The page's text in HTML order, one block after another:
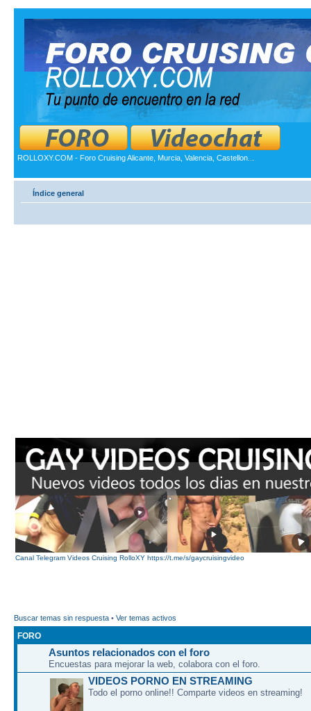
ROLLOXY.COM - Foro Cruising Alicante, Murcia, Valencia, Castellon...
Índice general
Canal Telegram Videos Cruising RolloXY https://t.me/s/gaycruisingvideo
Buscar temas sin respuesta • Ver temas activos
FORO
Asuntos relacionados con el foro
Encuestas para mejorar la web, colabora con el foro.
VIDEOS PORNO EN STREAMING
Todo el porno online!! Comparte videos en streaming!